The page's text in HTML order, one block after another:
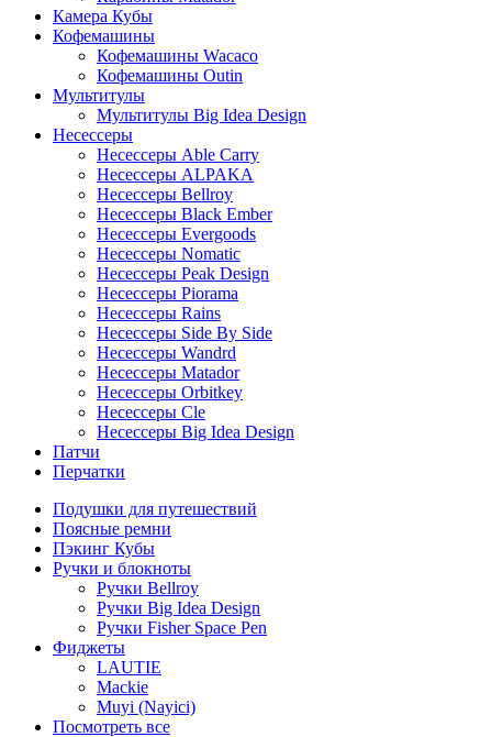
Камера Кубы
Кофемашины
Кофемашины Wacaco
Кофемашины Outin
Мультитулы
Мультитулы Big Idea Design
Несессеры
Несессеры Able Carry
Несессеры ALPAKA
Несессеры Bellroy
Несессеры Black Ember
Несессеры Evergoods
Несессеры Nomatic
Несессеры Peak Design
Несессеры Piorama
Несессеры Rains
Несессеры Side By Side
Несессеры Wandrd
Несессеры Matador
Несессеры Orbitkey
Несессеры Cle
Несессеры Big Idea Design
Патчи
Перчатки
Подушки для путешествий
Поясные ремни
Пэкинг Кубы
Ручки и блокноты
Ручки Bellroy
Ручки Big Idea Design
Ручки Fisher Space Pen
Фиджеты
LAUTIE
Mackie
Muyi (Nayici)
Посмотреть все